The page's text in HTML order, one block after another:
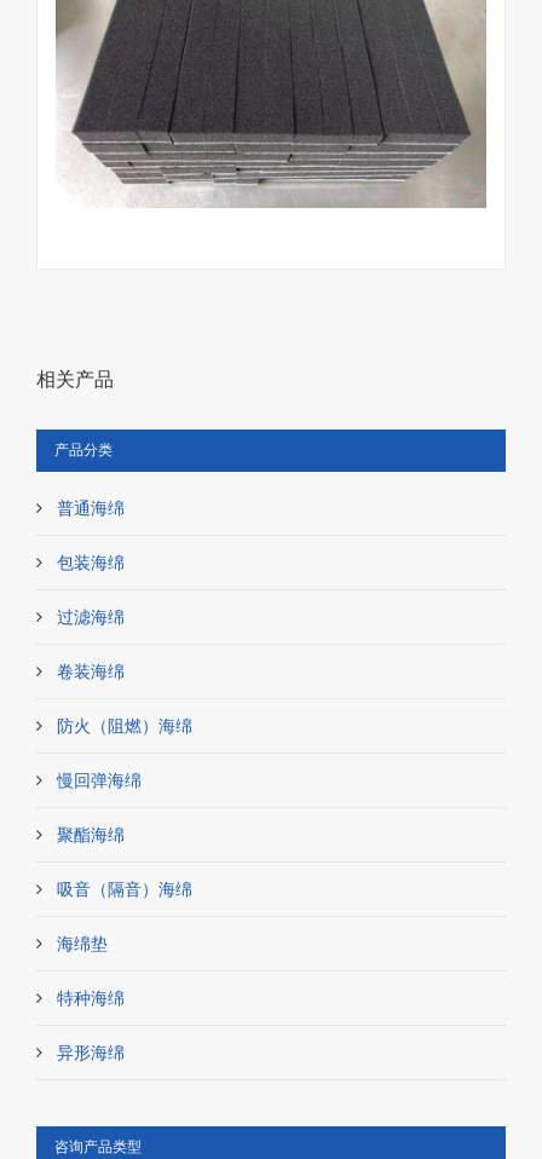
相关产品
产品分类
普通海绵
包装海绵
过滤海绵
卷装海绵
防火（阻燃）海绵
慢回弹海绵
聚酯海绵
吸音（隔音）海绵
海绵垫
特种海绵
异形海绵
咨询产品类型